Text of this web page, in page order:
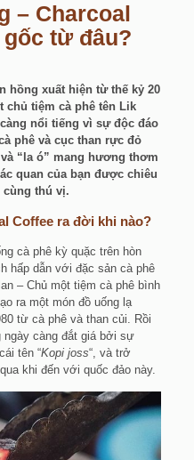
– Charcoal
từ đâu?
hồng xuất hiện từ thế kỷ 20
chủ tiệm cà phê tên Lik
nổi tiếng vì sự độc đáo
phê và cục than rực đỏ
“la ó” mang hương thơm
quan của bạn được chiêu
thú vị.
Coffee ra đời khi nào?
cà phê kỳ quặc trên hòn
hấp dẫn với đặc sản cà phê
– Chủ một tiệm cà phê bình
ra một món đồ uống lạ
từ cà phê và than củi. Rồi
ngày càng đắt giá bởi sự
tên “Kopi joss“, và trở
khi đến với quốc đảo này.